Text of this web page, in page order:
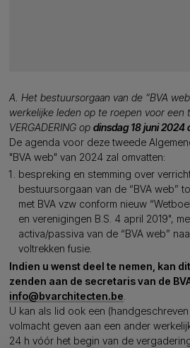
A. Het bestuursorgaan van de “BVA
werkelijke leden op te roepen voor een
VERGADERING op dinsdag 18 juni 2024
De agenda voor deze tweede
"BVA web" van 2024 zal omvatten:
bespreking en stemming over
bestuursorgaan van de “BVA web”
met BVA vzw conform nieuw
en verenigingen B.S. 4 april 2019",
activa/passiva van de “BVA web”
voltrekken fusie.
Indien u wenst deel te nemen, kan
zenden aan de secretaris van de
info@bvarchitecten.be
U kan als lid ook een
volmacht geven aan een ander
24 h vóór het begin van de